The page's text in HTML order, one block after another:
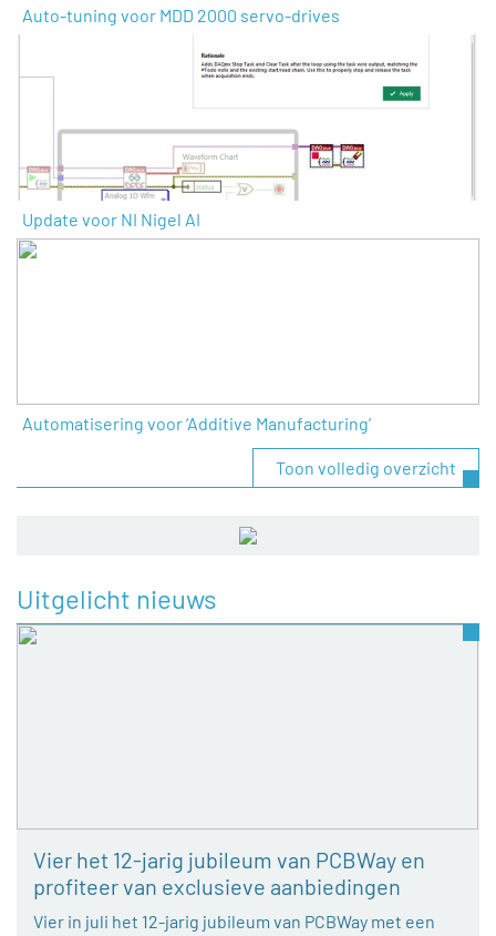
Auto-tuning voor MDD 2000 servo-drives
Update voor NI Nigel AI
Automatisering voor ‘Additive Manufacturing’
Toon volledig overzicht
Uitgelicht nieuws
Vier het 12-jarig jubileum van PCBWay en
profiteer van exclusieve aanbiedingen
Vier in juli het 12-jarig jubileum van PCBWay met een